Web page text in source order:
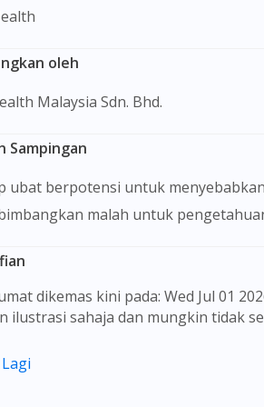
oleh
Malaysia Sdn. Bhd.
Sampingan
ubat berpotensi untuk
malah untuk
ilustrasi sahaja dan mungkin tidak
laman web ini adalah